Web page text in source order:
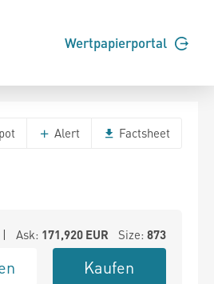
Wertpapierportal
Alert Factsheet
171,920EUR Size: 873
Kaufen